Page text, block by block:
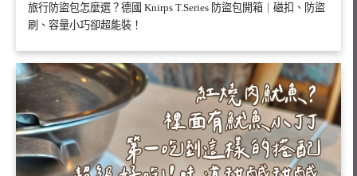
旅行防盜包怎麼選？德國 Knirps T.Series 防盜包開箱｜磁扣、防盜
刷、容量小巧卻超能裝！